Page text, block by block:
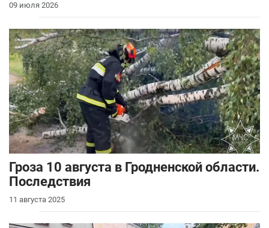
09 июля 2026
Гроза 10 августа в Гродненской области.
Последствия
11 августа 2025